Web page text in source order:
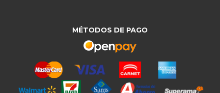
MÉTODOS DE PAGO